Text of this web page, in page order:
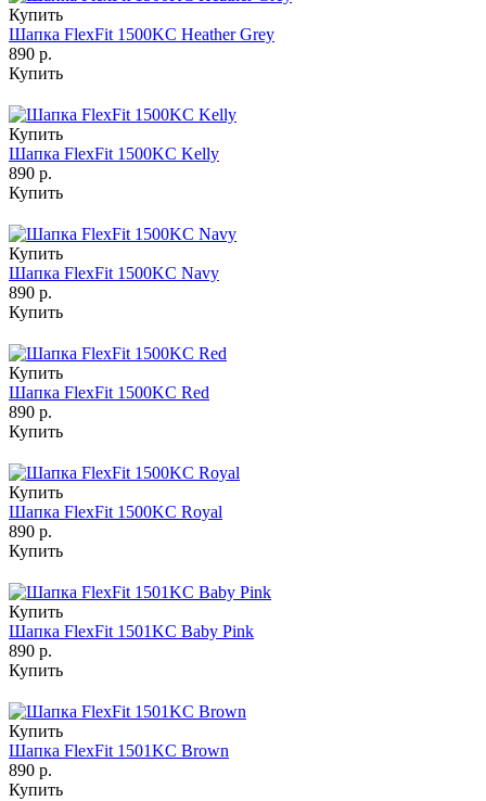
Купить
Шапка FlexFit 1500KC Heather Grey
890 р.
Купить
Купить
Шапка FlexFit 1500KC Kelly
890 р.
Купить
Купить
Шапка FlexFit 1500KC Navy
890 р.
Купить
Купить
Шапка FlexFit 1500KC Red
890 р.
Купить
Купить
Шапка FlexFit 1500KC Royal
890 р.
Купить
Купить
Шапка FlexFit 1501KC Baby Pink
890 р.
Купить
Купить
Шапка FlexFit 1501KC Brown
890 р.
Купить